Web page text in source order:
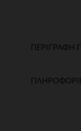
ΠΕΡΙΓΡΑΦΉ